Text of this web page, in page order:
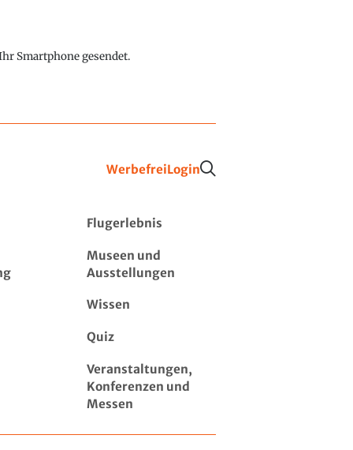
Smartphone gesendet.
WerbefreiLogin
Flugerlebnis
Museen und
Ausstellungen
Wissen
Quiz
Veranstaltungen,
Konferenzen und
Messen